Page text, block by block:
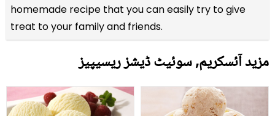
homemade recipe that you can easily try to give
treat to your family and friends.
مزید آئسکریم, سوئیٹ ڈیشز ریسیپیز